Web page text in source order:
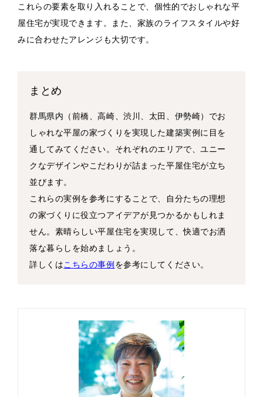
これらの要素を取り入れることで、個性的でおしゃれな平
屋住宅が実現できます。また、家族のライフスタイルや好
みに合わせたアレンジも大切です。
まとめ
群馬県内（前橋、高崎、渋川、太田、伊勢崎）でお
しゃれな平屋の家づくりを実現した建築実例に目を
通してみてください。それぞれのエリアで、ユニー
クなデザインやこだわりが詰まった平屋住宅が立ち
並びます。
これらの実例を参考にすることで、自分たちの理想
の家づくりに役立つアイデアが見つかるかもしれま
せん。素晴らしい平屋住宅を実現して、快適でお洒
落な暮らしを始めましょう。
詳しくはこちらの事例 を参考にしてください。